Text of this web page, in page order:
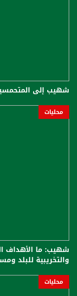
شهيب إلى
محليات
شهيب: ما الأهداف
والتخريبية للبلد
محليات